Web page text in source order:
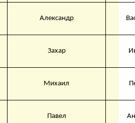
Александр
Захар
Михаил
Павел